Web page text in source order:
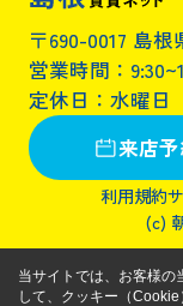
〒690-0017 島
営業時間：
定休日：水曜日
来店
利用規約
(c)
当サイトでは、お客様の
して、クッキー（Cookie